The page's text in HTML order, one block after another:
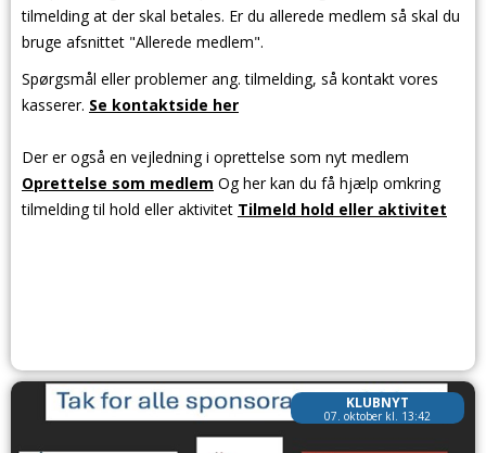
tilmelding at der skal betales. Er du allerede medlem så skal du
bruge afsnittet "Allerede medlem".
Spørgsmål eller problemer ang. tilmelding, så kontakt vores
kasserer. Se kontaktside her
Der er også en vejledning i oprettelse som nyt medlem
Oprettelse som medlem Og her kan du få hjælp omkring
tilmelding til hold eller aktivitet Tilmeld hold eller aktivitet
KLUBNYT
07. oktober kl. 13:42